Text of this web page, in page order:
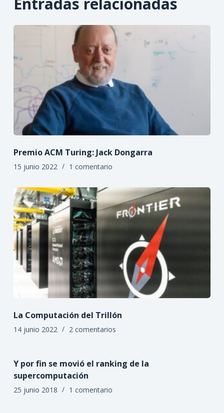
Premio ACM Turing: Jack Dongarra
15 junio 2022 1 comentario
La Computación del Trillón
14 junio 2022 2 comentarios
Y por fin se movió el ranking de la
supercomputación
25 junio 2018 1 comentario